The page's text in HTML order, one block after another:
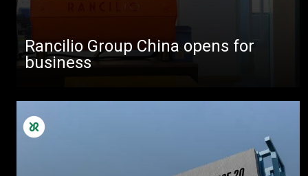
Rancilio Group China opens for
business